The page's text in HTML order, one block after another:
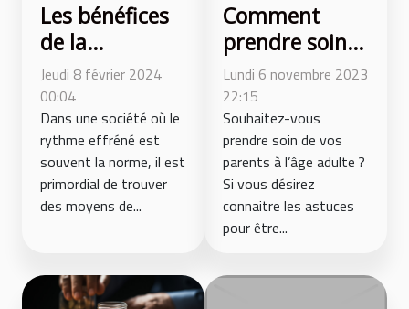
Les bénéfices
de la
méditation sur
la santé
mentale
Jeudi 8 février 2024
00:04
Dans une société où le
rythme effréné est
souvent la norme, il est
primordial de trouver
des moyens de...
Comment
prendre soin
des personnes
âgées ?
Lundi 6 novembre 2023
22:15
Souhaitez-vous
prendre soin de vos
parents à l’âge adulte ?
Si vous désirez
connaitre les astuces
pour être...